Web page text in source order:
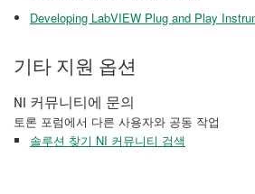
Developing LabVIEW Plug and Play
기타 지원 옵션
NI 커뮤니티에 문의
토론 포럼에서 다른 사용자와 공동 작업
솔루션 찾기 NI 커뮤니티 검색